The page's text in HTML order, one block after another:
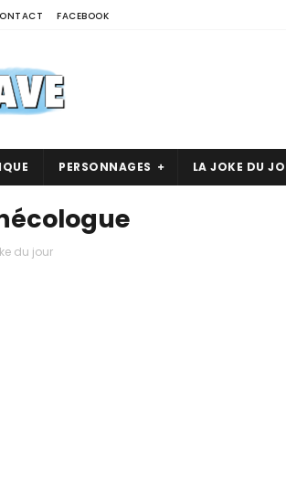
FACEBOOK
PERSONNAGES LA JOKE DU
du jour